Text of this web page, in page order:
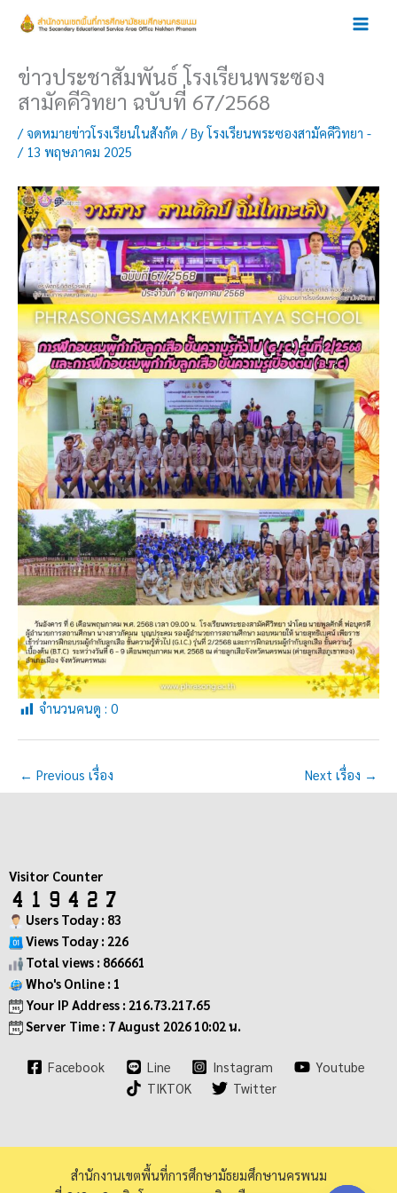
ข่าวประชาสัมพันธ์ โรงเรียนพระซอง
สามัคคีวิทยา ฉบับที่ 67/2568
/จดหมายข่าวโรงเรียนในสังกัด / Byโรงเรียนพระซองสามัคคีวิทยา -
/ 13 พฤษภาคม 2025
จำนวนคนดู : 0
← Previous เรื่อง Next เรื่อง →
Visitor Counter
Users Today : 83
Views Today : 226
Total views : 866661
Who's Online : 1
Your IP Address : 216.73.217.65
Server Time : 7 August 2026 10:02 น.
Facebook Line Instagram
Youtube
TIKTOK
Twitter
สำนักงานเขตพื้นที่การศึกษามัธยมศึกษานครพนม